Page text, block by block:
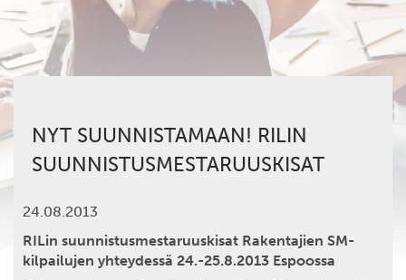
NYT SUUNNISTAMAAN! RILIN
SUUNNISTUSMESTARUUSKISAT
24.08.2013
RILin suunnistusmestaruuskisat Rakentajien SM-
kilpailujen yhteydessä 24.-25.8.2013 Espoossa